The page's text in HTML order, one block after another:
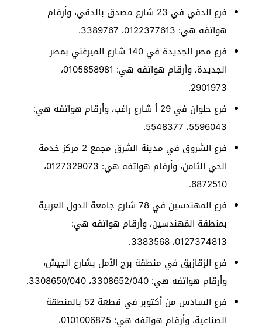
فرع الدقي في 23 شارع مصدق بالدقي، وأرقام
هواتفه هي: 0122377613، 3389767.
فرع مصر الجديدة في 140 شارع الميرغني بمصر
الجديدة، وأرقام هواتفه هي: 0105858981،
2901973.
فرع حلوان في 29 أ شارع راغب، وأرقام هواتفه هي:
5596043، 5548377.
فرع الشروق في مدينة الشرق مجمع 2 مركز خدمة
الحي الثامن، وأرقام هواتفه هي: 0127329073،
6872510.
فرع المهندسين في 78 شارع جامعة الدول العربية
بمنطقة المُهندسين، وأرقام هواتفه هي:
0127374813، 3383568.
فرع الزقازيق في منطقة برج الأمل بشارع الجيش،
وأرقام هواتفه هي: 3308652/040، 3308650/040.
فرع السادس من أكتوبر في قطعة 52 بالمنطقة
الصناعية، وأرقام هواتفه هي: 0101006875،